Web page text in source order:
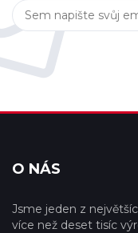
O NÁS
Jsme jeden z
více než deset tisíc